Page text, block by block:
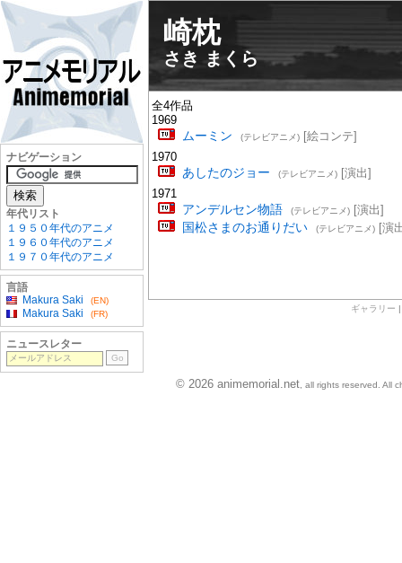
崎枕
さき まくら
全4作品
1969
ムーミン (テレビアニメ)[絵コンテ]
1970
あしたのジョー (テレビアニメ)[演出]
1971
アンデルセン物語 (テレビアニメ)[演出]
国松さまのお通りだい (テレビアニメ)[演
ギャラリー
ナビゲーション
年代リスト
１９５０年代のアニメ
１９６０年代のアニメ
１９７０年代のアニメ
言語
Makura Saki
(EN)
Makura Saki (FR)
ニュースレター
© 2026 animemorial.net , all rights reserved. All